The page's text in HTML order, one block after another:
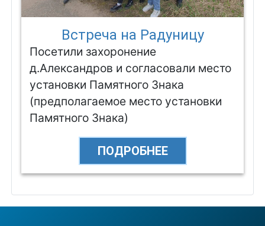
Встреча на Радуницу
Посетили захоронение
д.Александров и согласовали место
установки Памятного Знака
(предполагаемое место установки
Памятного Знака)
ПОДРОБНЕЕ